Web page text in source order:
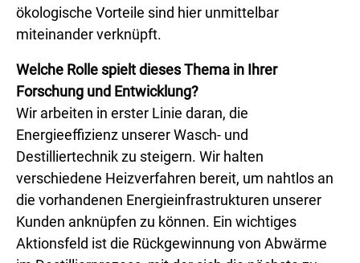
ökologische Vorteile sind hier unmittelbar
miteinander verknüpft.
Welche Rolle spielt dieses Thema in Ihrer
Forschung und Entwicklung?
Wir arbeiten in erster Linie daran, die
Energieeffizienz unserer Wasch- und
Destilliertechnik zu steigern. Wir halten
verschiedene Heizverfahren bereit, um nahtlos an
die vorhandenen Energieinfrastrukturen unserer
Kunden anknüpfen zu können. Ein wichtiges
Aktionsfeld ist die Rückgewinnung von Abwärme